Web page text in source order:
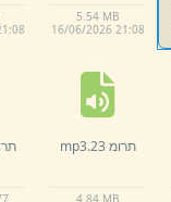
5.54 MB
16/06/2026 21:08
08
תרומ 23. mp3
4. 84 MB